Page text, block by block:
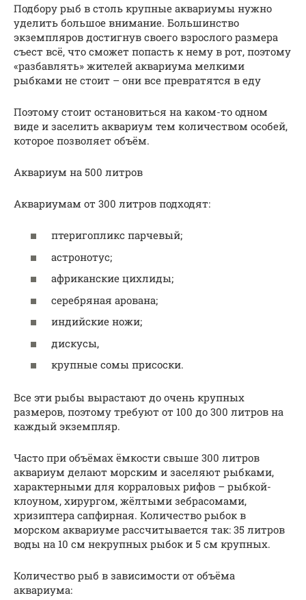
Подбору рыб в столь крупные аквариумы нужно
уделить большое внимание. Большинство
экземпляров достигнув своего взрослого размера
съест всё, что сможет попасть к нему в рот, поэтому
«разбавлять» жителей аквариума мелкими
рыбками не стоит – они все превратятся в еду
Поэтому стоит остановиться на каком-то одном
виде и заселить аквариум тем количеством особей,
которое позволяет объём.
Аквариум на 500 литров
Аквариумам от 300 литров подходят:
птеригопликс парчевый;
астронотус;
африканские цихлиды;
серебряная арована;
индийские ножи;
дискусы,
крупные сомы присоски.
Все эти рыбы вырастают до очень крупных
размеров, поэтому требуют от 100 до 300 литров на
каждый экземпляр.
Часто при объёмах ёмкости свыше 300 литров
аквариум делают морским и заселяют рыбками,
характерными для корраловых рифов – рыбкой-
клоуном, хирургом, жёлтыми зебрасомами,
хризиптера сапфирная. Количество рыбок в
морском аквариуме рассчитывается так: 35 литров
воды на 10 см некрупных рыбок и 5 см крупных.
Количество рыб в зависимости от объёма
аквариума: